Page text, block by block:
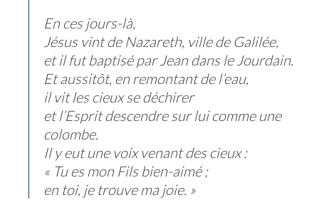
En ces jours-là,
Jésus vint de Nazareth, ville de Galilée,
et il fut baptisé par Jean dans le Jourdain.
Et aussitôt, en remontant de l’eau,
il vit les cieux se déchirer
et l’Esprit descendre sur lui comme une
colombe.
Il y eut une voix venant des cieux :
« Tu es mon Fils bien-aimé ;
en toi, je trouve ma joie. »